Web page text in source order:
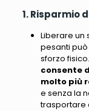
1. Risparmio
Liberare un
pesanti
sforzo fisico.
consente
molto più
e senza la
trasportare